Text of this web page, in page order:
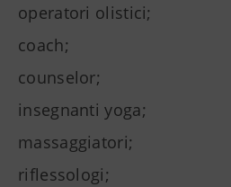
operatori olistici;
coach;
counselor;
insegnanti yoga;
massaggiatori;
riflessologi;